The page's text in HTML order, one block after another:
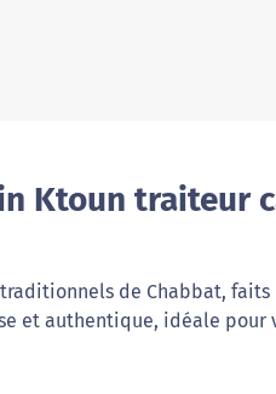
Ktoun traiteur
de Chabbat,
et authentique, idéale pour